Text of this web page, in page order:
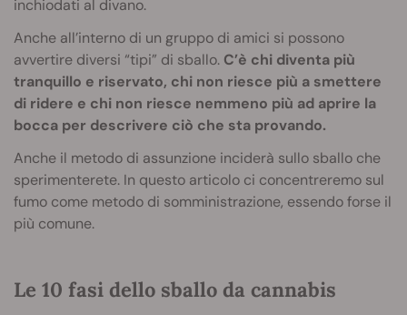
inchiodati al divano.
Anche all’interno di un gruppo di amici si possono
avvertire diversi “tipi” di sballo. C’è chi diventa più
tranquillo e riservato, chi non riesce più a smettere
di ridere e chi non riesce nemmeno più ad aprire la
bocca per descrivere ciò che sta provando.
Anche il metodo di assunzione inciderà sullo sballo che
sperimenterete. In questo articolo ci concentreremo sul
fumo come metodo di somministrazione, essendo forse il
più comune.
Le 10 fasi dello sballo da cannabis